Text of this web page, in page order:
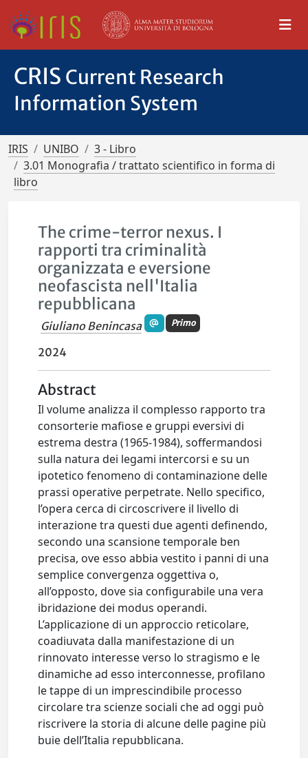
CRIS Current Research
Information System
IRIS UNIBO
3 - Libro
3.01 Monografia / trattato scientifico in forma di
libro
The crime-terror nexus. I
rapporti tra criminalità
organizzata e eversione
neofascista nell'Italia
repubblicana
Giuliano Benincasa Primo
2024
Abstract
Il volume analizza il complesso rapporto tra
consorterie mafiose e gruppi eversivi di
estrema destra (1965-1984), soffermandosi
sulla natura dei legami intercorsi e su un
ipotetico fenomeno di contaminazione delle
prassi operative perpetrate. Nello specifico,
l’opera cerca di circoscrivere il livello di
interazione tra questi due agenti definendo,
secondo una scansione temporale ben
precisa, ove esso abbia vestito i panni di una
semplice convergenza oggettiva o,
all’opposto, dove sia configurabile una vera
ibridazione dei modus operandi.
L’applicazione di un approccio reticolare,
coadiuvata dalla manifestazione di un
rinnovato interesse verso lo stragismo e le
dinamiche ad esso interconnesse, profilano
le tappe di un imprescindibile processo
circolare tra scienze sociali che ad oggi può
riscrivere la storia di alcune delle pagine più
buie dell’Italia repubblicana.